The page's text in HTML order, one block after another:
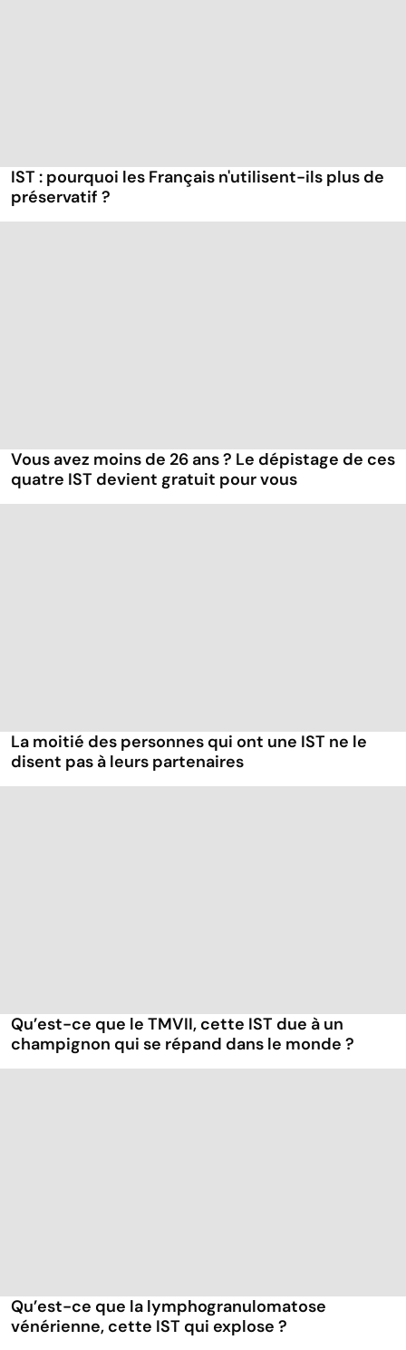
IST : pourquoi les Français n'utilisent-ils plus de
préservatif ?
Vous avez moins de 26 ans ? Le dépistage de ces
quatre IST devient gratuit pour vous
La moitié des personnes qui ont une IST ne le
disent pas à leurs partenaires
Qu’est-ce que le TMVII, cette IST due à un
champignon qui se répand dans le monde ?
Qu’est-ce que la lymphogranulomatose
vénérienne, cette IST qui explose ?